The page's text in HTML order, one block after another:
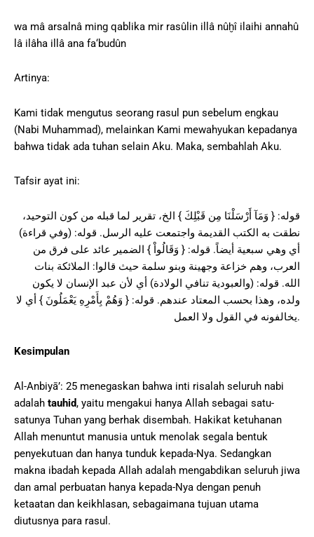
wa mâ arsalnâ ming qablika mir rasûlin illâ nûḫî ilaihi annahû
lâ ilâha illâ ana fa‘budûn
Artinya:
Kami tidak mengutus seorang rasul pun sebelum engkau
(Nabi Muhammad), melainkan Kami mewahyukan kepadanya
bahwa tidak ada tuhan selain Aku. Maka, sembahlah Aku.
Tafsir ayat ini:
قوله: { وَمَآ أَرْسَلْنَا مِن قَبْلِكَ } الخ، تقرير لما قبله من كون التوحيد،
نطقت به الكتب القديمة واجتمعت عليه الرسل. قوله: (وفي قراءة)
أي وهي سبعية أيضاً. قوله: { وَقَالُواْ } الضمير عائد على فرق من
العرب، وهم خزاعة وجهينة وبنو سلمة حيث قالوا: الملائكة بنات
الله. قوله: (والعبودية تنافي الولادة) أي لأن عبد الإنسان لا يكون
ولده، وهذا بحسب المعتاد عندهم. قوله: { وَهُمْ بِأَمْرِهِ يَعْمَلُونَ } أي لا
يخالفونه في القول ولا العمل.
Kesimpulan
Al-Anbiyā’: 25 menegaskan bahwa inti risalah seluruh nabi
adalah tauhid, yaitu mengakui hanya Allah sebagai satu-
satunya Tuhan yang berhak disembah. Hakikat ketuhanan
Allah menuntut manusia untuk menolak segala bentuk
penyekutuan dan hanya tunduk kepada-Nya. Sedangkan
makna ibadah kepada Allah adalah mengabdikan seluruh jiwa
dan amal perbuatan hanya kepada-Nya dengan penuh
ketaatan dan keikhlasan, sebagaimana tujuan utama
diutusnya para rasul.